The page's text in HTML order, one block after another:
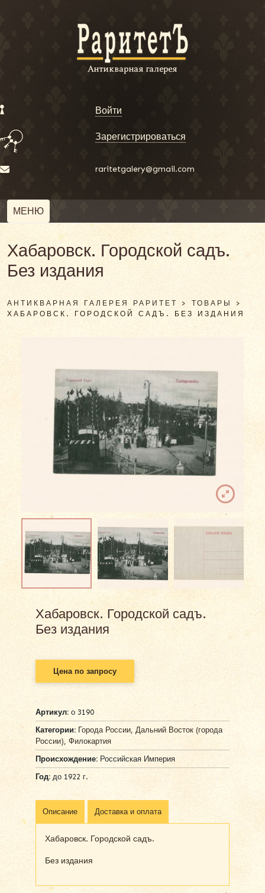
Войти
Зарегистрироваться
raritetgalery@gmail.com
МЕНЮ
Хабаровск. Городской садъ.
Без издания
АНТИКВАРНАЯ ГАЛЕРЕЯ РАРИТЕТ > ТОВАРЫ >
ХАБАРОВСК. ГОРОДСКОЙ САДЪ. БЕЗ ИЗДАНИЯ
Хабаровск. Городской садъ.
Без издания
Цена по запросу
Артикул:о 3190
Категории: Города России,Дальний Восток (города
России),Филокартия
Происхождение: Российская Империя
Год:до 1922 г.
Описание Доставка и оплата
Хабаровск. Городской садъ.
Без издания